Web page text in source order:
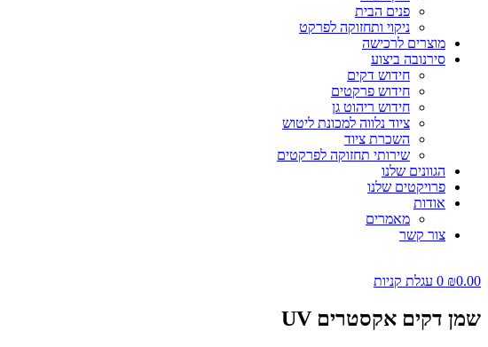
פנים הבית
ניקוי ותחזוקה לפרקט
מוצרים לרכישה
סירנובה ביצוע
חידוש דקים
חידוש פרקטים
חידוש ריהוט גן
ציוד נלווה למכונת ליטוש
השכרת ציוד
שירותי תחזוקה לפרקטים
הגוונים שלנו
פרויקטים שלנו
אודות
מאמרים
צור קשר
₪0.00
0 עגלת קניות
שמן דקים אקסטרים UV